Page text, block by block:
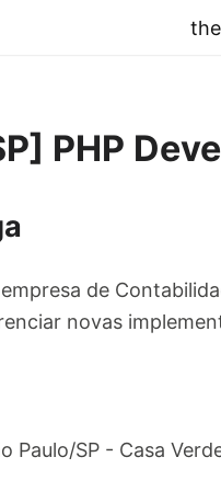
PHP
de
novas
Paulo/SP - Casa